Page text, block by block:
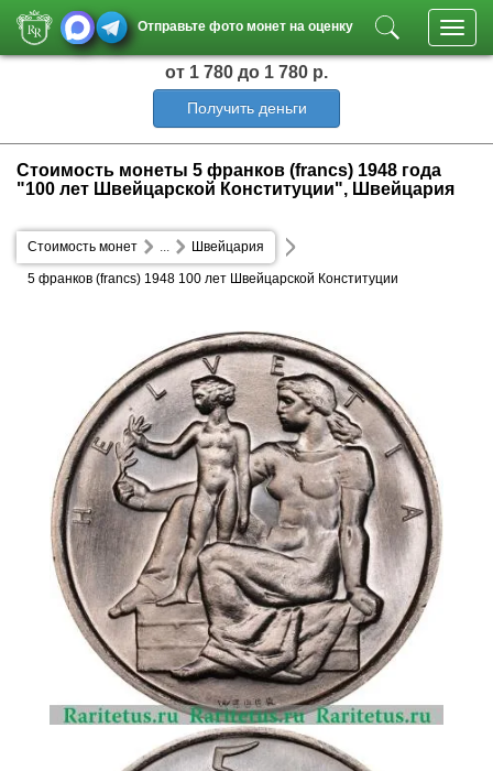
Отправьте фото монет на оценку
от 1 780 до 1 780 р.
Получить деньги
Стоимость монеты 5 франков (francs) 1948 года
"100 лет Швейцарской Конституции", Швейцария
Стоимость монет Швейцария
...
5 франков (francs) 1948 100 лет Швейцарской Конституции